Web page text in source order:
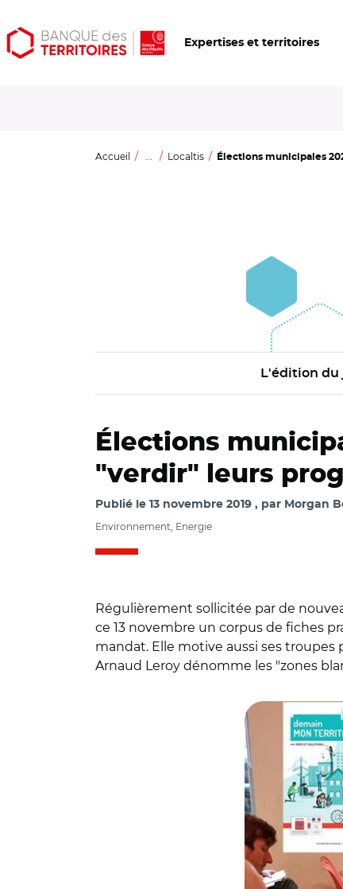
Aller
au
Aller
au
Ouvrir
les
Expertises et territoires
Accueil ... Localtis Élections municipales
L'édition du
Élections
"verdir" leurs
Publié le 13 novembre 2019 par Morgan
Environnement, Energie
Régulièrement sollicitée par de
ce 13 novembre un corpus de fiches
mandat. Elle motive aussi ses
Arnaud Leroy dénomme les "zones